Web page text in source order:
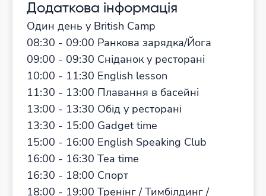
Додаткова інформація
Один день у British Camp
08:30 - 09:00 Ранкова зарядка/Йога
09:00 - 09:30 Сніданок у ресторані
10:00 - 11:30 English lesson
11:30 - 13:00 Плавання в басейні
13:00 - 13:30 Обід у ресторані
13:30 - 15:00 Gadget time
15:00 - 16:00 English Speaking Club
16:00 - 16:30 Tea time
16:30 - 18:00 Спорт
18:00 - 19:00 Тренінг / Тимбілдинг /